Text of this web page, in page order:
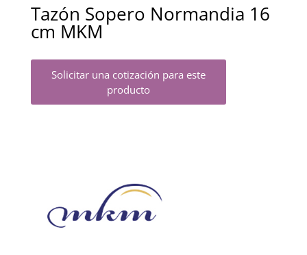
Tazón Sopero Normandia 16
cm MKM
Solicitar una cotización para este
producto